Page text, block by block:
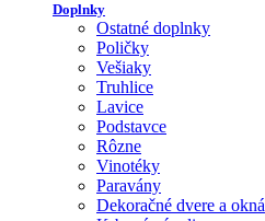
Doplnky
Ostatné doplnky
Poličky
Vešiaky
Truhlice
Lavice
Podstavce
Rôzne
Vinotéky
Paravány
Dekoračné dvere a okná